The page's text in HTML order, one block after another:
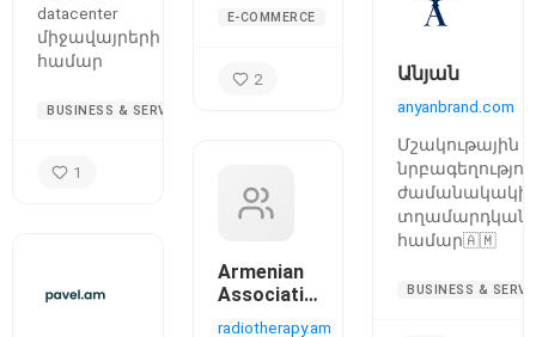
datacenter
միջավայրերի
համար
BUSINESS & SERVICES
1
E-COMMERCE
2
Armenian
Association
of
radiotherapy.am
Անյան
anyanbrand.com
Մշակութային
համար🇦🇲
BUSINESS &